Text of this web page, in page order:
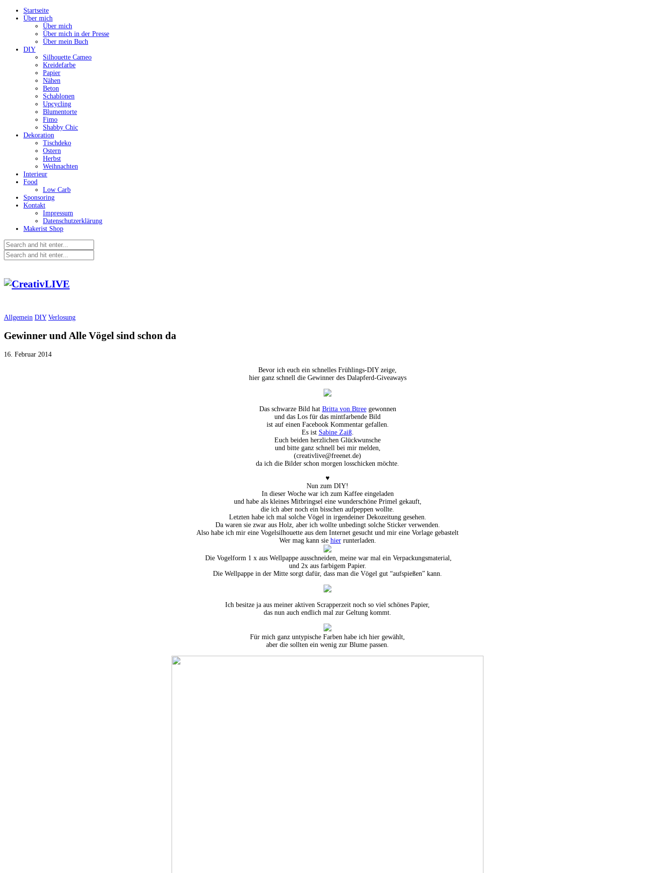
Startseite
Über mich
Über mich
Über mich in der Presse
Über mein Buch
DIY
Silhouette Cameo
Kreidefarbe
Papier
Nähen
Beton
Schablonen
Upcycling
Blumentorte
Fimo
Shabby Chic
Dekoration
Tischdeko
Ostern
Herbst
Weihnachten
Interieur
Food
Low Carb
Sponsoring
Kontakt
Impressum
Datenschutzerklärung
Makerist Shop
Allgemein DIY Verlosung
Gewinner und Alle Vögel sind schon da
16. Februar 2014
Bevor ich euch ein schnelles Frühlings-DIY zeige,
hier ganz schnell die Gewinner des Dalapferd-Giveaways
Das schwarze Bild hat Britta von Btreegewonnen
und das Los für das mintfarbende Bild
ist auf einen Facebook Kommentar gefallen.
Es ist Sabine Zaiß.
Euch beiden herzlichen Glückwunsche
und bitte ganz schnell bei mir melden,
(creativlive@freenet.de)
da ich die Bilder schon morgen losschicken möchte.
♥
Nun zum DIY!
In dieser Woche war ich zum Kaffee eingeladen
und habe als kleines Mitbringsel eine wunderschöne Primel gekauft,
die ich aber noch ein bisschen aufpeppen wollte.
Letzten habe ich mal solche Vögel in irgendeiner Dekozeitung gesehen.
Da waren sie zwar aus Holz, aber ich wollte unbedingt solche Sticker verwenden.
Also habe ich mir eine Vogelsilhouette aus dem Internet gesucht und mir eine Vorlage gebastelt
Wer mag kann sie hierrunterladen.
Die Vogelform 1 x aus Wellpappe ausschneiden, meine war mal ein Verpackungsmaterial,
und 2x aus farbigem Papier.
Die Wellpappe in der Mitte sorgt dafür, dass man die Vögel gut “aufspießen” kann.
Ich besitze ja aus meiner aktiven Scrapperzeit noch so viel schönes Papier,
das nun auch endlich mal zur Geltung kommt.
Für mich ganz untypische Farben habe ich hier gewählt,
aber die sollten ein wenig zur Blume passen.